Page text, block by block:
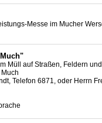
Messe im Mucher
Müll auf Straßen, Feldern
Telefon 6871, oder Herrn